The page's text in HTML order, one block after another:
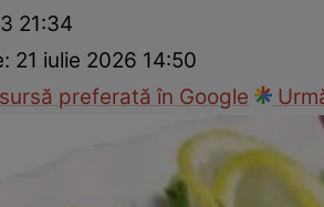
21:34
21 iulie 2026 14:50
preferată în Google